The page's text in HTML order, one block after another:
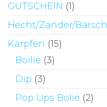
GUTSCHEIN (1)
Hecht/Zander/Barsch
Karpfen (15)
Boilie (3)
Dip (3)
Pop Ups Bolie (2)